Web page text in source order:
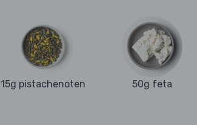
15g pistachenoten 50g feta